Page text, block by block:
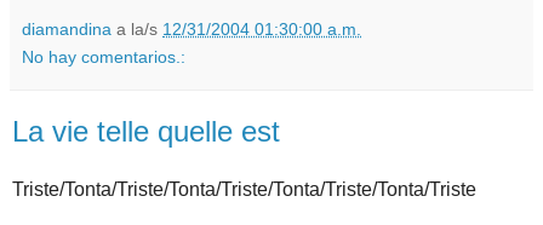
diamandina a la/s 12/31/2004 01:30:00 a.m.
No hay comentarios.:
La vie telle quelle est
Triste/Tonta/Triste/Tonta/Triste/Tonta/Triste/Tonta/Triste